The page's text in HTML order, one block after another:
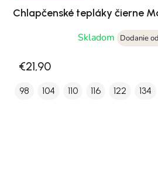
Chlapčenské tepláky čierne
Skladom
Dodanie
€21,90
98 104 110 116 122 134